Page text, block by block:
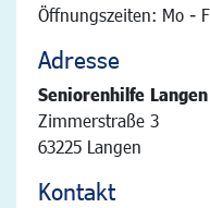
Öffnungszeiten: Mo -
Adresse
Seniorenhilfe
Zimmerstraße 3
63225 Langen
Kontakt